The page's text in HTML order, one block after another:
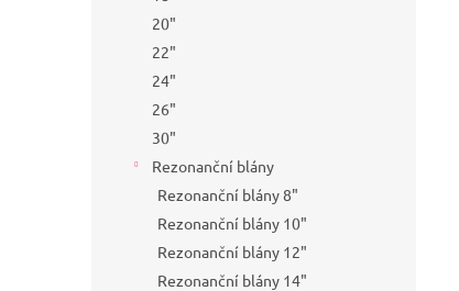
20"
22"
24"
26"
30"
Rezonanční blány
Rezonanční blány 8"
Rezonanční blány 10"
Rezonanční blány 12"
Rezonanční blány 14"